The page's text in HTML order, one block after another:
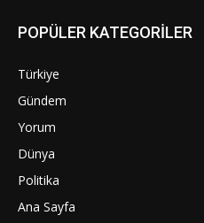
POPÜLER KATEGORİLER
Türkiye
Gündem
Yorum
Dünya
Politika
Ana Sayfa